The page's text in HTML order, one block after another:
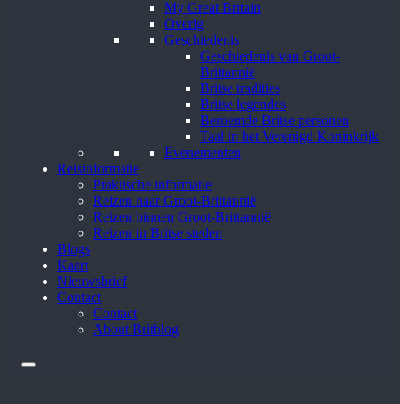
My Great Britain
Overig
Geschiedenis
Geschiedenis van Groot-
Brittannië
Britse tradities
Britse legendes
Beroemde Britse personen
Taal in het Verenigd Koninkrijk
Evenementen
Reisinformatie
Praktische informatie
Reizen naar Groot-Brittannië
Reizen binnen Groot-Brittannië
Reizen in Britse steden
Blogs
Kaart
Nieuwsbrief
Contact
Contact
About Britblog